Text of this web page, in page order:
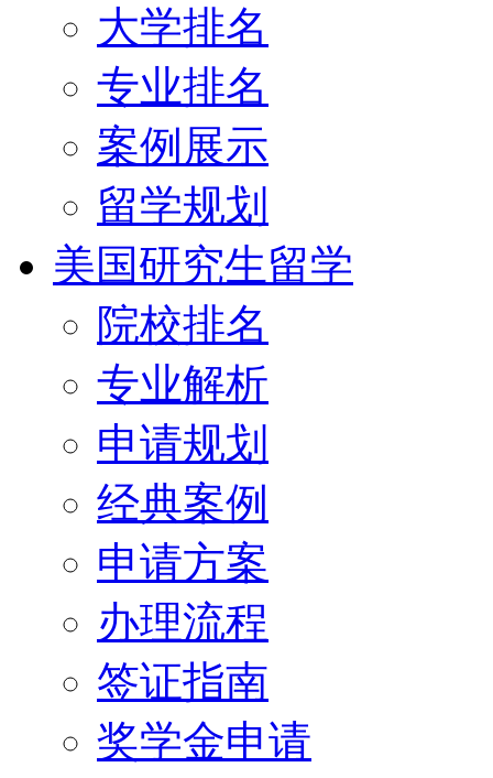
大学排名
专业排名
案例展示
留学规划
美国研究生留学
院校排名
专业解析
申请规划
经典案例
申请方案
办理流程
签证指南
奖学金申请